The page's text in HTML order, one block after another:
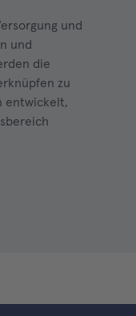
und
und
die
zu
entwickelt,